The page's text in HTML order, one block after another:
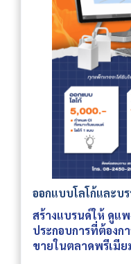
ออกแบบโลโก้และบ
สร้างแบรนด์ให้ ดูแ
ประกอบการที่ต้องก
ขายในตลาดพรีเมีย